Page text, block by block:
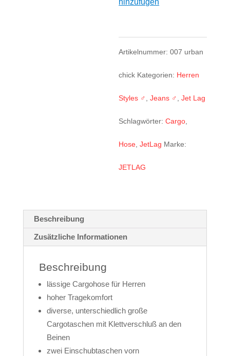
urban
Menge
hinzufügen
Artikelnummer:007 urban
chick Kategorien: Herren
Styles ♂ ,Jeans ♂ ,Jet Lag
Schlagwörter:Cargo
Hose ,JetLag Marke:
JETLAG
Beschreibung
Zusätzliche Informationen
Beschreibung
lässige Cargohose für Herren
hoher Tragekomfort
diverse, unterschiedlich große
Cargotaschen mit Klettverschluß an den
Beinen
zwei Einschubtaschen vorn